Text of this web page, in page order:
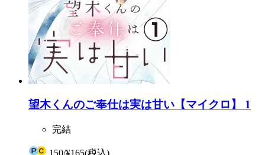
望木くんのご奉仕は実は甘い【マイクロ】 1
完結
150/¥165(税込)